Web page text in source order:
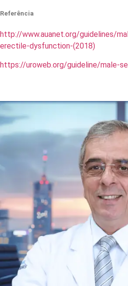
Referência
http://www.auanet.org/guidelines/
erectile-dysfunction-(2018)
https://uroweb.org/guideline/male-